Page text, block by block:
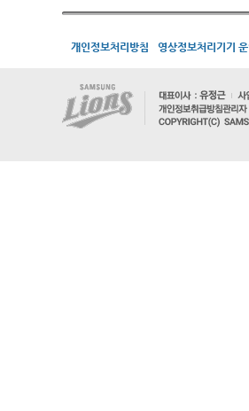
개인정보처리방침 영상정보처리기기